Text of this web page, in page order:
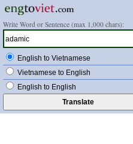
Write Word or Sentence (max 1,000 chars):
English to Vietnamese
Vietnamese to English
English to English